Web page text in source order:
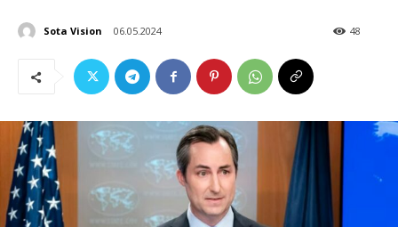
Sota Vision 06.05.2024 48